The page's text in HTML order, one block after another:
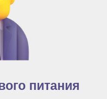
питания